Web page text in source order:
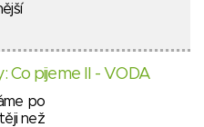
Co pijeme II - VODA
po
než